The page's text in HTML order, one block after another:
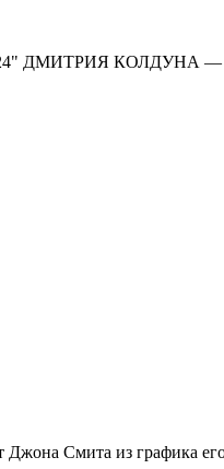
-2024" ДМИТРИЯ КОЛДУНА
Смита из графика